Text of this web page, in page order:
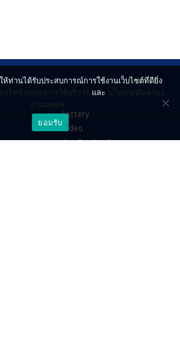
Lottery
Video
ร่วมด้วยช่วยกัน
ห้ท่านได้รับประสบการณ์การใช้งานเว็บไซต์ที่ดียิ่ง
อนไขข้อตกลงการใช้บริการ และ นโยบายคุ้มครอง
ส่วนบุคคล
ยอมรับ